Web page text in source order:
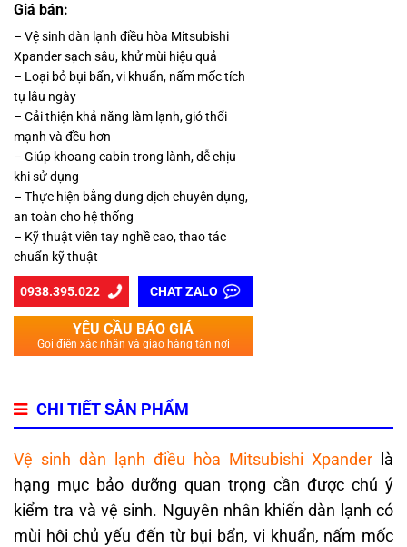
Giá bán:
– Vệ sinh dàn lạnh điều hòa Mitsubishi
Xpander sạch sâu, khử mùi hiệu quả
– Loại bỏ bụi bẩn, vi khuẩn, nấm mốc tích
tụ lâu ngày
– Cải thiện khả năng làm lạnh, gió thổi
mạnh và đều hơn
– Giúp khoang cabin trong lành, dễ chịu
khi sử dụng
– Thực hiện bằng dung dịch chuyên dụng,
an toàn cho hệ thống
– Kỹ thuật viên tay nghề cao, thao tác
chuẩn kỹ thuật
0938.395.022 CHAT ZALO
YÊU CẦU BÁO GIÁ
Gọi điện xác nhận và giao hàng tận nơi
CHI TIẾT SẢN PHẨM
Vệ sinh dàn lạnh điều hòa Mitsubishi Xpander là
hạng mục bảo dưỡng quan trọng cần được chú ý
kiểm tra và vệ sinh. Nguyên nhân khiến dàn lạnh có
mùi hôi chủ yếu đến từ bụi bẩn, vi khuẩn, nấm mốc